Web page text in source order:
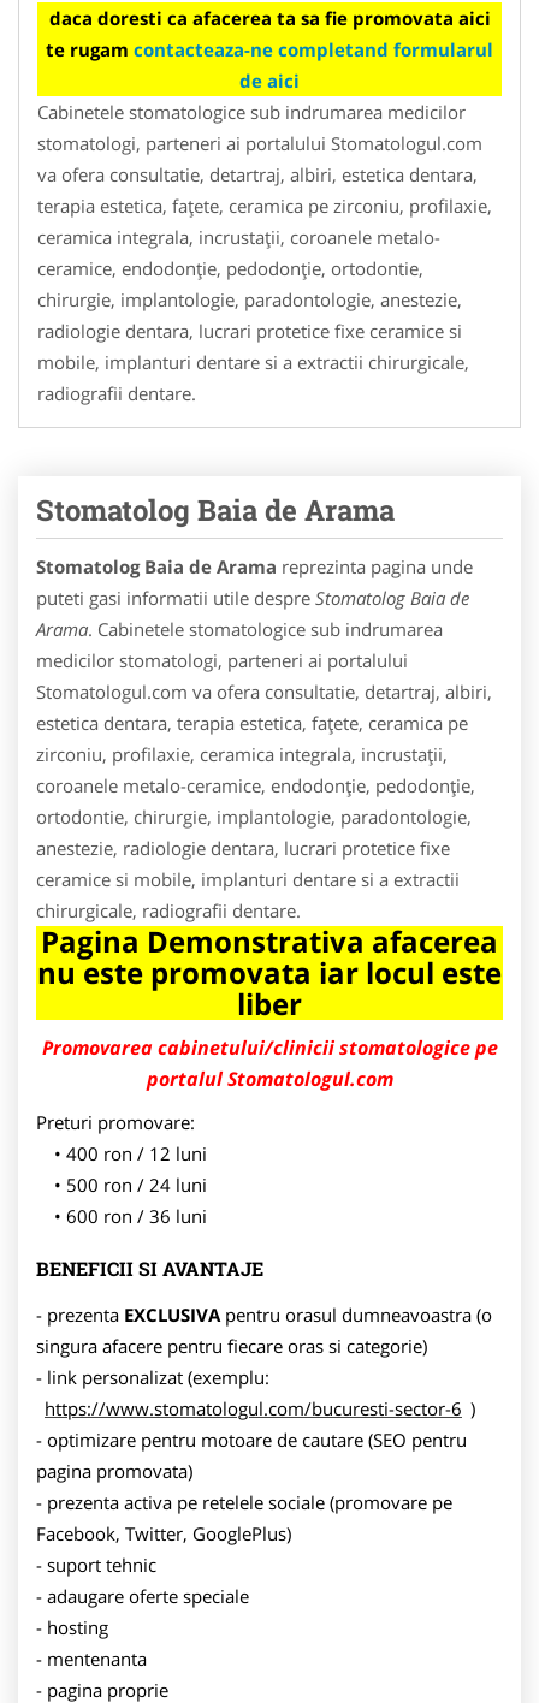
daca doresti ca afacerea ta sa fie promovata aici
te rugam contacteaza-ne completand formularul
de aici
Cabinetele stomatologice sub indrumarea medicilor
stomatologi, parteneri ai portalului Stomatologul.com
va ofera consultatie, detartraj, albiri, estetica dentara,
terapia estetica, faţete, ceramica pe zirconiu, profilaxie,
ceramica integrala, incrustaţii, coroanele metalo-
ceramice, endodonţie, pedodonţie, ortodontie,
chirurgie, implantologie, paradontologie, anestezie,
radiologie dentara, lucrari protetice fixe ceramice si
mobile, implanturi dentare si a extractii chirurgicale,
radiografii dentare.
Stomatolog Baia de Arama
Stomatolog Baia de Arama reprezinta pagina unde
puteti gasi informatii utile despre Stomatolog Baia de
Arama. Cabinetele stomatologice sub indrumarea
medicilor stomatologi, parteneri ai portalului
Stomatologul.com va ofera consultatie, detartraj, albiri,
estetica dentara, terapia estetica, faţete, ceramica pe
zirconiu, profilaxie, ceramica integrala, incrustaţii,
coroanele metalo-ceramice, endodonţie, pedodonţie,
ortodontie, chirurgie, implantologie, paradontologie,
anestezie, radiologie dentara, lucrari protetice fixe
ceramice si mobile, implanturi dentare si a extractii
chirurgicale, radiografii dentare.
Pagina Demonstrativa afacerea
nu este promovata iar locul este
liber
Promovarea cabinetului/clinicii stomatologice pe
portalul Stomatologul.com
Preturi promovare:
400 ron / 12 luni
500 ron / 24 luni
600 ron / 36 luni
BENEFICII SI AVANTAJE
- prezenta EXCLUSIVA pentru orasul dumneavoastra (o
singura afacere pentru fiecare oras si categorie)
- link personalizat (exemplu:
https://www.stomatologul.com/bucuresti-sector-6 )
- optimizare pentru motoare de cautare (SEO pentru
pagina promovata)
- prezenta activa pe retelele sociale (promovare pe
Facebook, Twitter, GooglePlus)
- suport tehnic
- adaugare oferte speciale
- hosting
- mentenanta
- pagina proprie